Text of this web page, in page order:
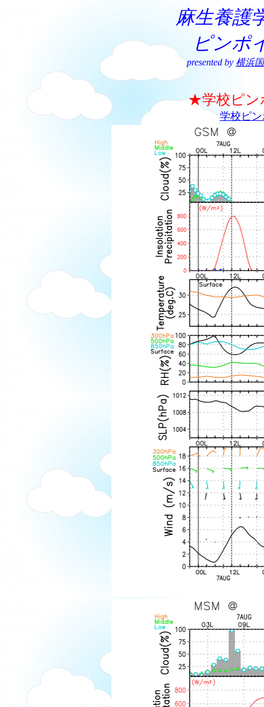
麻生養護
ピンポ
presented by 横浜
★学校ピン
学校ピ